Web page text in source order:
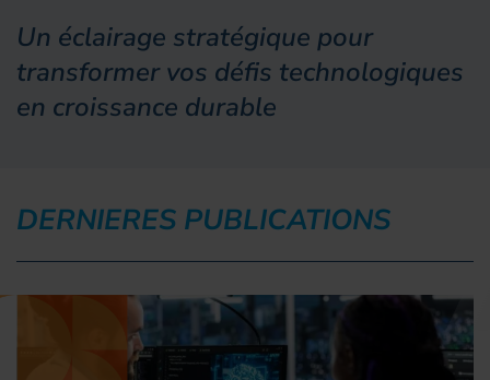
Un éclairage stratégique pour
transformer vos défis technologiques
en croissance durable
DERNIERES PUBLICATIONS